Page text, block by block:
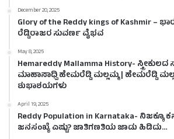
December 20, 2025
Glory of the Reddy kings of Kashmir –
ರೆಡ್ಡಿರಾಜರ ಸುವರ್ಣ ವೈಭವ
May 8, 2025
Hemareddy Mallamma History- ಸ್ತ್ರೀಕುಲದ
ಮಾಹಾಸಾಧ್ವಿ ಹೇಮರೆಡ್ಡಿ ಮಲ್ಲಮ್ಮ | ಹೇಮರೆಡ್ಡಿ
ಶುಭಾಶಯಗಳು
April 19, 2025
Reddy Population in Karnataka- ನಿಜಕ್ಕೂ
ಜನಸಂಖ್ಯೆ ಎಷ್ಟು? ಜಾತಿಗಣತಿಯ ಜಾಡು ಹಿಡಿದು…